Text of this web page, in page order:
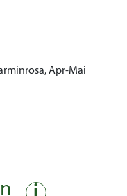
Apr-Mai